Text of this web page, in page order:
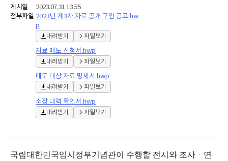
게시일
2023.07.31 13:55
첨부파일 2023년 제3차 자료 공개 구입 공고.hw
p
내려받기 파일보기
자료 매도 신청서.hwp
내려받기 파일보기
매도 대상 자료 명세서.hwp
내려받기 파일보기
소장 내력 확인서.hwp
내려받기 파일보기
국립대한민국임시정부기념관이 수행할 전시와 조사ㆍ연